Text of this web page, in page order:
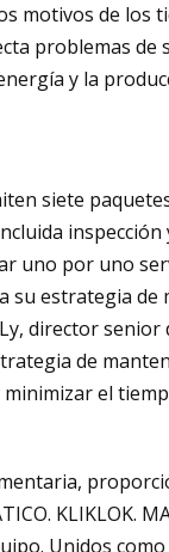
motivos de los
problemas de
y la
siete
uno por uno
su estrategia
director
de
el
KLIKLOK.
Unidos